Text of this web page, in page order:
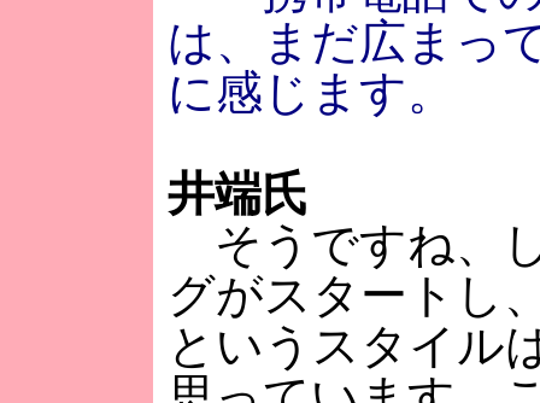
は、まだ広まっ
に感じます。
井端氏
そうですね、
グがスタートし
というスタイル